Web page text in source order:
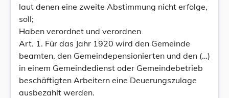
laut denen eine zweite Abstimmung nicht erfolge,
soll;
Haben verordnet und verordnen
Art. 1. Für das Jahr 1920 wird den Gemeinde
beamten, den Gemeindepensionierten und den (…)
in einem Gemeindedienst oder Gemeindebetrieb
beschäftigten Arbeitern eine Deuerungszulage
ausbezahlt werden.